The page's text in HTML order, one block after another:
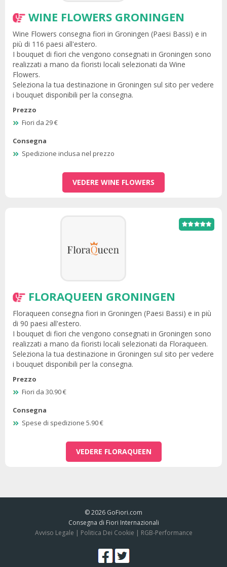
WINE FLOWERS GRONINGEN
Wine Flowers consegna fiori in Groningen (Paesi Bassi) e in
più di 116 paesi all'estero.
I bouquet di fiori che vengono consegnati in Groningen sono
realizzati a mano da fioristi locali selezionati da Wine
Flowers.
Seleziona la tua destinazione in Groningen sul sito per vedere
i bouquet disponibili per la consegna.
Prezzo
Fiori da 29 €
Consegna
Spedizione inclusa nel prezzo
VEDERE WINE FLOWERS
FLORAQUEEN GRONINGEN
Floraqueen consegna fiori in Groningen (Paesi Bassi) e in più
di 90 paesi all'estero.
I bouquet di fiori che vengono consegnati in Groningen sono
realizzati a mano da fioristi locali selezionati da Floraqueen.
Seleziona la tua destinazione in Groningen sul sito per vedere
i bouquet disponibili per la consegna.
Prezzo
Fiori da 30.90 €
Consegna
Spese di spedizione 5.90 €
VEDERE FLORAQUEEN
© 2026 GoFiori.com
Consegna di Fiori Internazionali
Avviso Legale | Politica Dei Cookie | RGB-Performance